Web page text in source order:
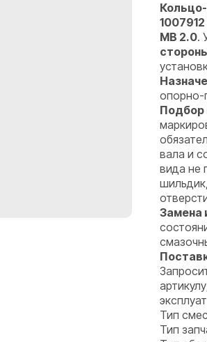
1007912
MB 2.0.
опорно-
Подбор
вала и
вида не
Замена
Тип
Тип